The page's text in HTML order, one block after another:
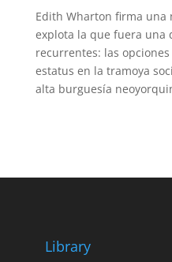
Edith Wharton firma una
explota la que fuera una
recurrentes: las
estatus en la tramoya
alta burguesía
Library